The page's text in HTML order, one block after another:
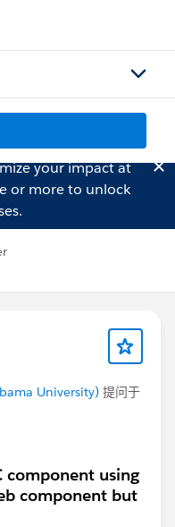
your impact at
or more to unlock
University) 提问于
component using
component but